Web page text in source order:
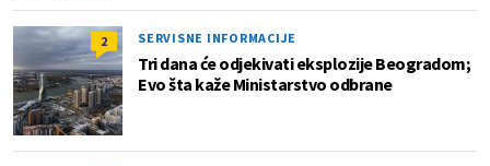
2 SERVISNE INFORMACIJE
Tri dana će odjekivati eksplozije Beogradom;
Evo šta kaže Ministarstvo odbrane